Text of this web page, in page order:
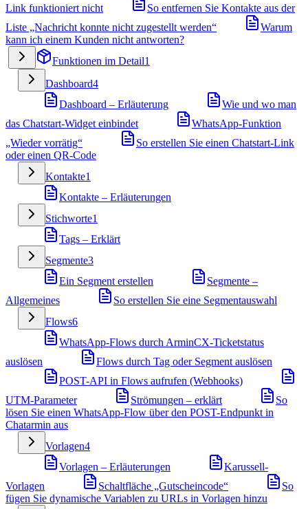
Link funktioniert nicht
So entfernen Sie Kontakte aus der
Liste „Nachricht konnte nicht zugestellt werden“
Warum
kann ich einem Kunden nicht antworten?
Funktionen im Detail1
Dashboard4
Dashboard – Erläuterung
Wie und wo man
das Chatstart-Widget einbindet
WhatsApp-Funktion
„Wieder vorrätig“
So erstellen Sie einen Chatstart-Link
oder einen QR-Code
Kontakte1
Kontakte – Erläuterungen
Stichworte1
Tags – Erklärt
Segmente3
Ein Segment erstellen
Segmente –
Allgemeines
So erstellen Sie eine Segmentauswahl
Flows6
WhatsApp-Flows durch ArminCX-Ticketstatus
auslösen
Flows durch Tag oder Segment auslösen
POST-API in Flows aufrufen (Webhooks)
UTM-Parameter
Strömungen – erklärt
So
lösen Sie einen WhatsApp-Flow über den POST-Endpunkt in
Chatarmin aus
Vorlagen4
Vorlagen – Erläuterungen
Karussell-
Vorlagen
Schaltfläche „Gutscheincode“
So
fügen Sie dynamische Variablen zu URLs in Vorlagen hinzu